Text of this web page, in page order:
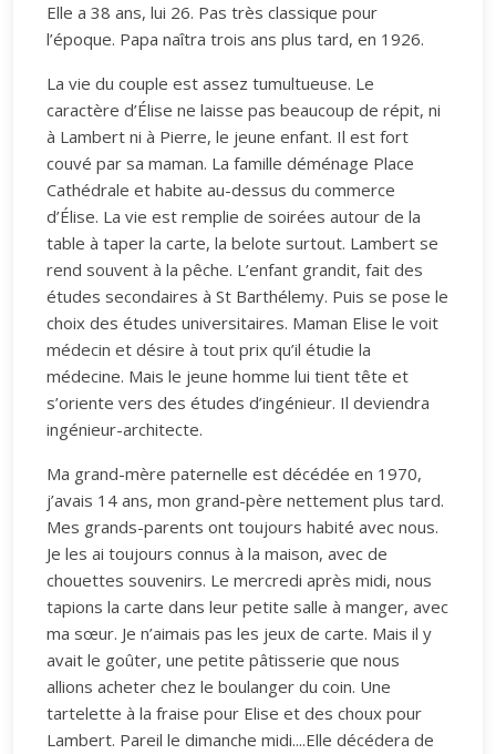
Elle a 38 ans, lui 26. Pas très classique pour
l’époque. Papa naîtra trois ans plus tard, en 1926.
La vie du couple est assez tumultueuse. Le
caractère d’Élise ne laisse pas beaucoup de répit, ni
à Lambert ni à Pierre, le jeune enfant. Il est fort
couvé par sa maman. La famille déménage Place
Cathédrale et habite au-dessus du commerce
d’Élise. La vie est remplie de soirées autour de la
table à taper la carte, la belote surtout. Lambert se
rend souvent à la pêche. L’enfant grandit, fait des
études secondaires à St Barthélemy. Puis se pose le
choix des études universitaires. Maman Elise le voit
médecin et désire à tout prix qu’il étudie la
médecine. Mais le jeune homme lui tient tête et
s’oriente vers des études d’ingénieur. Il deviendra
ingénieur-architecte.
Ma grand-mère paternelle est décédée en 1970,
j’avais 14 ans, mon grand-père nettement plus tard.
Mes grands-parents ont toujours habité avec nous.
Je les ai toujours connus à la maison, avec de
chouettes souvenirs. Le mercredi après midi, nous
tapions la carte dans leur petite salle à manger, avec
ma sœur. Je n’aimais pas les jeux de carte. Mais il y
avait le goûter, une petite pâtisserie que nous
allions acheter chez le boulanger du coin. Une
tartelette à la fraise pour Elise et des choux pour
Lambert. Pareil le dimanche midi....Elle décédera de